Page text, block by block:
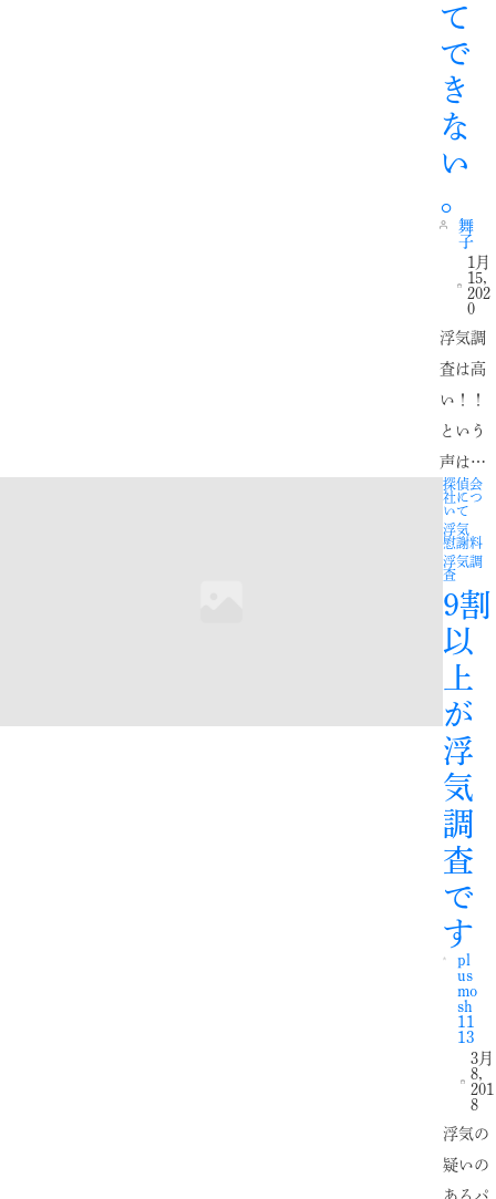
て
で
き
な
い
。
舞
子
1月
15,
202
0
浮気調
査は高
い！！
という
声は…
探偵会
社につ
いて
浮気
慰謝料
浮気調
査
9割
以
上
が
浮
気
調
査
で
す
pl
us
mo
sh
11
13
3月
8,
201
8
浮気の
疑いの
あるパ